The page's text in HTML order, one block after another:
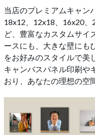
当店のプレミアムキャン
18x12、12x18、16x20
ど、豊富なカスタムサイ
ースにも、大きな壁にも
をお好みのスタイルで美
キャンバスパネル印刷や
おり、あなたの理想の空